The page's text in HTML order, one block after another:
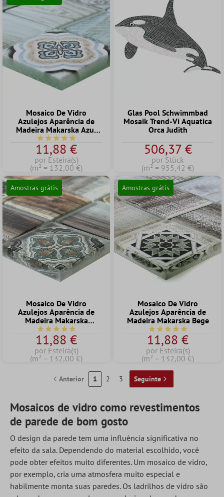
Mosaico De Vidro
Azulejos Aparência de
Madeira Makarska Azul
Claro
Classificação média de 5 de 5 estrelas
11,88 €
por Esteira(s)
(m² = 132,00 €)
Glas Pool Schwimmbad
Mosaik Trend-Vi Aquatica
Orca Judith
506,37 €
por Stück
(m² = 955,42 €)
Amostras grátis
Mosaico De Vidro
Azulejos Aparência de
Madeira Makarska
Marrom
Classificação média de 5 de 5 estrelas
11,88 €
por Esteira(s)
(m² = 132,00 €)
Amostras grátis
Mosaico De Vidro
Azulejos Aparência de
Madeira Makarska Bege
Classificação média
11,88 €
por Esteira(s)
(m² = 132,00 €)
Anterior 1 2 3 Seguinte
Mosaicos de vidro como revestimentos
de parede de bom gosto
O design da parede tem uma influência significativa no
efeito da sala. Dependendo do material escolhido, você
pode obter efeitos muito diferentes. Um mosaico de vidro,
por exemplo, cria uma atmosfera muito especial e
habilmente monta suas paredes. Os ladrilhos de vidro são